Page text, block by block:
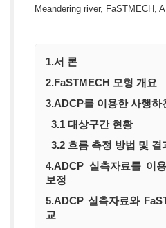
Meandering river, FaSTMECH,
1.서 론
2.FaSTMECH 모형 개요
3.ADCP를 이용한 사행하
3.1 대상구간 현황
3.2 흐름 측정 방법 및 결
4.ADCP 실측자료를 이
보정
5.ADCP 실측자료와
교